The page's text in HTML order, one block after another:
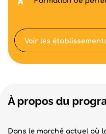
À propos du
Dans le marché actuel où
Voir les